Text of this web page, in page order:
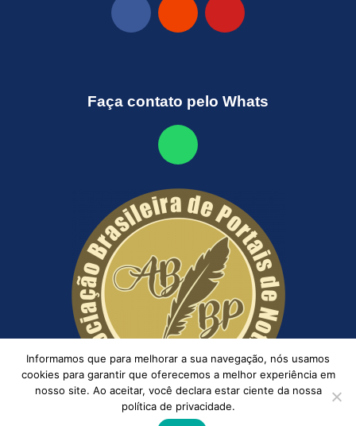
Faça contato pelo Whats
Informamos que para melhorar a sua navegação, nós usamos
cookies para garantir que oferecemos a melhor experiência em
nosso site. Ao aceitar, você declara estar ciente da nossa
política de privacidade.